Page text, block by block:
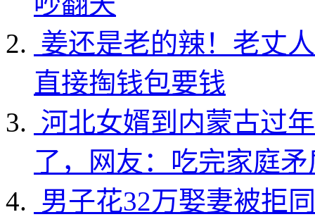
姜还是老的辣！老丈
直接掏钱包要钱
河北女婿到内蒙古过
了，网友：吃完家庭
男子花32万娶妻被拒